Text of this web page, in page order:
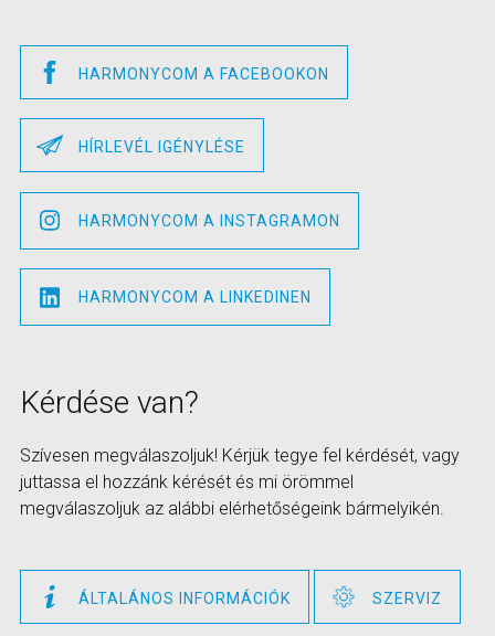
HARMONYCOM A FACEBOOKON
HÍRLEVÉL IGÉNYLÉSE
HARMONYCOM A INSTAGRAMON
HARMONYCOM A LINKEDINEN
Kérdése van?
Szívesen megválaszoljuk! Kérjük tegye fel kérdését, vagy
juttassa el hozzánk kérését és mi örömmel
megválaszoljuk az alábbi elérhetőségeink bármelyikén.
ÁLTALÁNOS INFORMÁCIÓK SZERVIZ